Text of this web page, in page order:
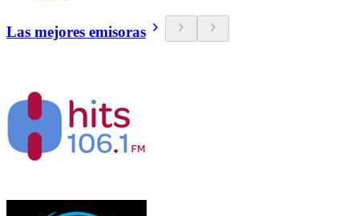
Las mejores emisoras